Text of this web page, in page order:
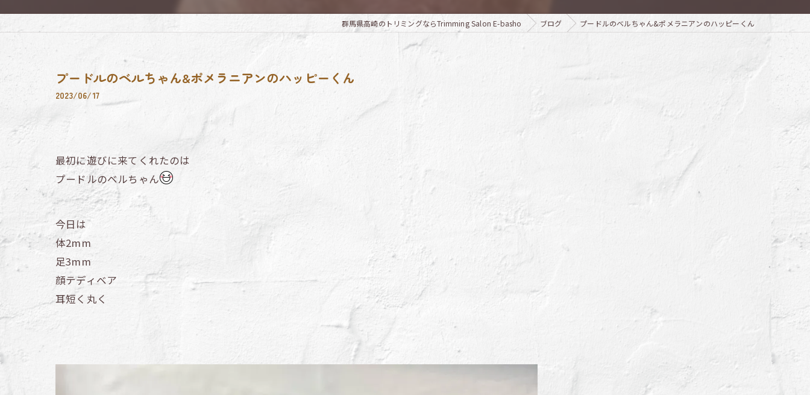
群馬県高崎のトリミングならTrimming Salon E-basho ブログ プードルのベルちゃん&ポメラニアンのハッピーくん
プードルのベルちゃん&ポメラニアンのハッピーくん
2023/06/17
最初に遊びに来てくれたのは
プードルのベルちゃん
今日は
体2mm
足3mm
顔テディベア
耳短く丸く